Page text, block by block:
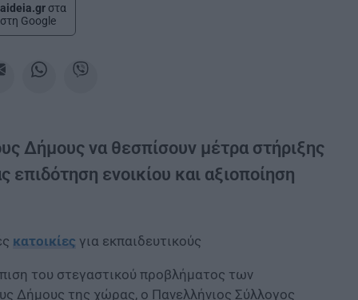
στα
Google
Δήμους να θεσπίσουν μέτρα στήριξης
ενοικίου και αξιοποίηση
κατοικίες για εκπαιδευτικούς
του στεγαστικού προβλήματος των
Δήμους της χώρας, ο Πανελλήνιος Σύλλογος